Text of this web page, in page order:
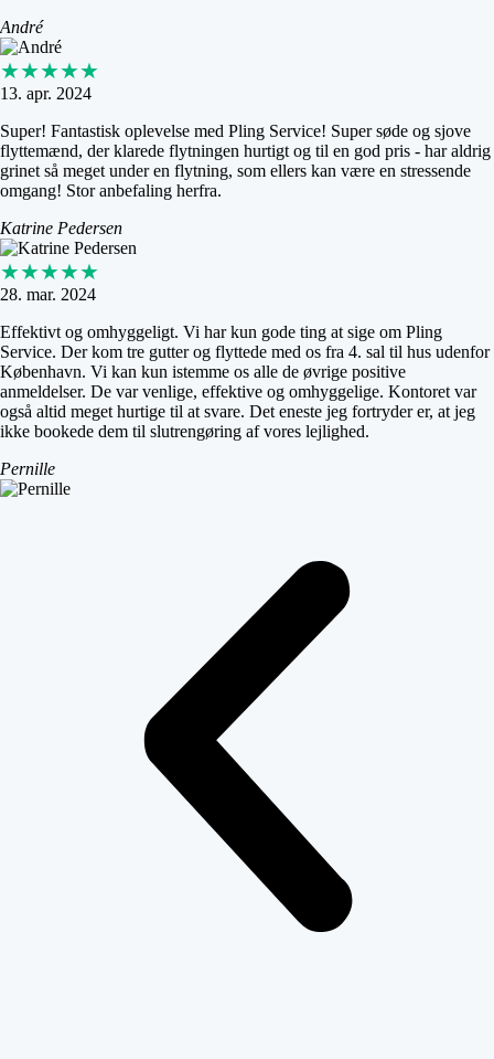
André
★★★★★
13. apr. 2024
Super! Fantastisk oplevelse med Pling Service! Super søde og sjove
flyttemænd, der klarede flytningen hurtigt og til en god pris - har aldrig
grinet så meget under en flytning, som ellers kan være en stressende
omgang! Stor anbefaling herfra.
Katrine Pedersen
★★★★★
28. mar. 2024
Effektivt og omhyggeligt. Vi har kun gode ting at sige om Pling
Service. Der kom tre gutter og flyttede med os fra 4. sal til hus udenfor
København. Vi kan kun istemme os alle de øvrige positive
anmeldelser. De var venlige, effektive og omhyggelige. Kontoret var
også altid meget hurtige til at svare. Det eneste jeg fortryder er, at jeg
ikke bookede dem til slutrengøring af vores lejlighed.
Pernille